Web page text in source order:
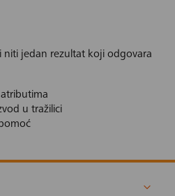
niti jedan rezultat koji odgovara
u tražilici